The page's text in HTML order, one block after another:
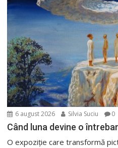
6 august 2026 Silvia Suciu 0
Când luna devine o
O expoziție care transformă